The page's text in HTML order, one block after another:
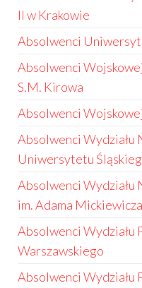
II w Krakowie
Absolwenci
Absolwenci
S.M. Kirowa
Absolwenci
Absolwenci Wydziału
Uniwersytetu
Absolwenci
im. Adama
Absolwenci
Warszawskiego
Absolwenci Wydziału